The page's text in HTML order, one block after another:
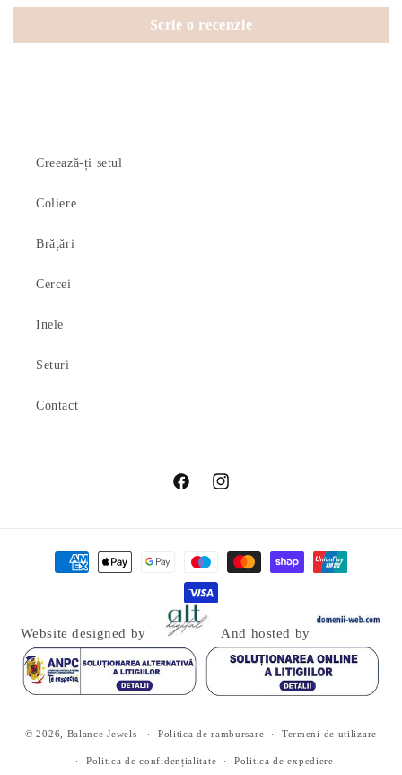
Scrie o recenzie
Creează-ți setul
Coliere
Brățări
Cercei
Inele
Seturi
Contact
FacebookInstagram
Metode
Website designed by And hosted by
© 2026, Balance Jewels Politica de rambursare Termeni de utilizare
Politica de confidențialitate Politica de expediere